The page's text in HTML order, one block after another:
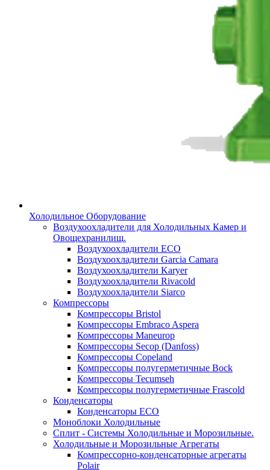
Холодильное Оборудование
Воздухоохладители для Холодильных Камер и
Овощехранилищ.
Воздухоохладители ECO
Воздухоохладители Garcia Camara
Воздухоохладители Karyer
Воздухоохладители Rivacold
Воздухоохладители Siarco
Компрессоры
Компрессоры Bristol
Компрессоры Embraco Aspera
Компрессоры Maneurop
Компрессоры Secop (Danfoss)
Компрессоры Copeland
Компрессоры полугерметичные Bock
Компрессоры Tecumseh
Компрессоры полугерметичные Frascold
Конденсаторы
Конденсаторы ECO
Моноблоки Холодильные
Сплит - Системы Холодильные и Морозильные.
Холодильные и Морозильные Агрегаты
Компрессорно-конденсаторные агрегаты
Polair